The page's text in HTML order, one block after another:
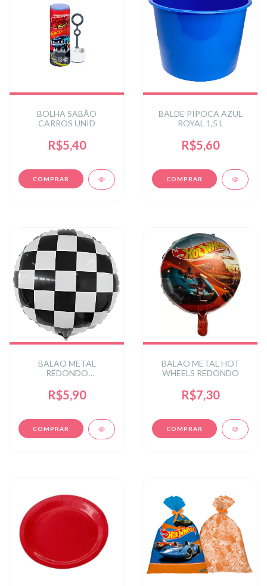
BOLHA SABÃO
CARROS UNID
R$5,40
BALDE PIPOCA AZUL
ROYAL 1,5 L
R$5,60
BALAO METAL
REDONDO
17POL C/1UN - PRETO
R$5,90
BALAO METAL HOT
WHEELS REDONDO
R$7,30